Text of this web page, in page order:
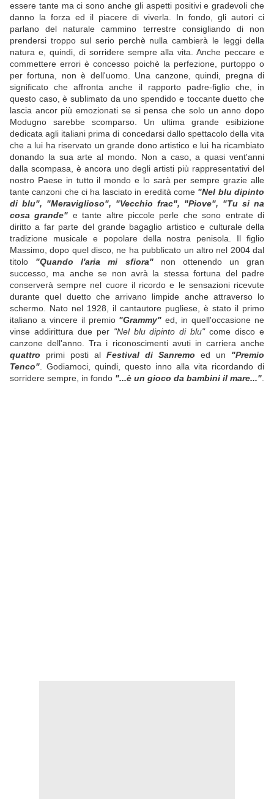
essere tante ma ci sono anche gli aspetti positivi e gradevoli che
danno la forza ed il piacere di viverla. In fondo, gli autori ci
parlano del naturale cammino terrestre consigliando di non
prendersi troppo sul serio perchè nulla cambierà le leggi della
natura e, quindi, di sorridere sempre alla vita. Anche peccare e
commettere errori è concesso poichè la perfezione, purtoppo o
per fortuna, non è dell'uomo. Una canzone, quindi, pregna di
significato che affronta anche il rapporto padre-figlio che, in
questo caso, è sublimato da uno spendido e toccante duetto che
lascia ancor più emozionati se si pensa che solo un anno dopo
Modugno sarebbe scomparso. Un ultima grande esibizione
dedicata agli italiani prima di concedarsi dallo spettacolo della vita
che a lui ha riservato un grande dono artistico e lui ha ricambiato
donando la sua arte al mondo. Non a caso, a quasi vent'anni
dalla scompasa, è ancora uno degli artisti più rappresentativi del
nostro Paese in tutto il mondo e lo sarà per sempre grazie alle
tante canzoni che ci ha lasciato in eredità come "Nel blu dipinto
di blu", "Meraviglioso", "Vecchio frac", "Piove", "Tu si na
cosa grande" e tante altre piccole perle che sono entrate di
diritto a far parte del grande bagaglio artistico e culturale della
tradizione musicale e popolare della nostra penisola. Il figlio
Massimo, dopo quel disco, ne ha pubblicato un altro nel 2004 dal
titolo "Quando l'aria mi sfiora"non ottenendo un gran
successo, ma anche se non avrà la stessa fortuna del padre
conserverà sempre nel cuore il ricordo e le sensazioni ricevute
durante quel duetto che arrivano limpide anche attraverso lo
schermo. Nato nel 1928, il cantautore pugliese, è stato il primo
italiano a vincere il premio "Grammy" ed, in quell'occasione ne
vinse addirittura due per "Nel blu dipinto di blu"come disco e
canzone dell'anno. Tra i riconoscimenti avuti in carriera anche
quattro primi posti al Festival di Sanremo ed un "Premio
Tenco" . Godiamoci, quindi, questo inno alla vita ricordando di
sorridere sempre, in fondo "...è un gioco da bambini il mare..."